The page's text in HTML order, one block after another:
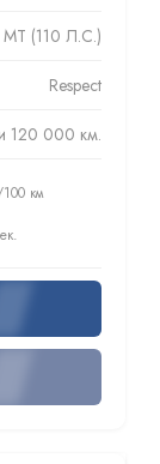
MT (110 Л.С.)
Respect
120 000 км.
км